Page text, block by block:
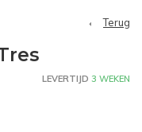
Terug
LEVERTIJD 3 WEKEN